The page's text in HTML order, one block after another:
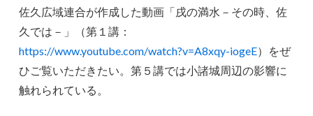
佐久広域連合が作成した動画「戌の満水－その時、佐
久では－」（第１講：
https://www.youtube.com/watch?v=A8xqy-iogeE）をぜ
ひご覧いただきたい。第５講では小諸城周辺の影響に
触れられている。